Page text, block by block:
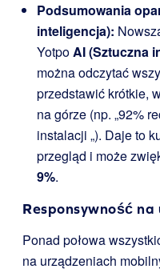
Podsumowania
inteligencja):
YotpoAI (Sztuczna
można odczytać
przedstawić krótkie,
na górze (np. „92%
instalacji „). Daje to
przegląd i może
9%.
Responsywność
Ponad połowa
na urządzeniach